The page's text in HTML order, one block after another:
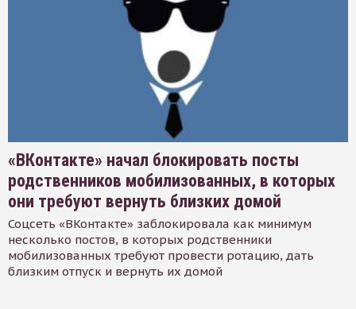
«ВКонтакте» начал блокировать посты
родственников мобилизованных, в которых
они требуют вернуть близких домой
Соцсеть «ВКонтакте» заблокировала как минимум
несколько постов, в которых родственники
мобилизованных требуют провести ротацию, дать
близким отпуск и вернуть их домой